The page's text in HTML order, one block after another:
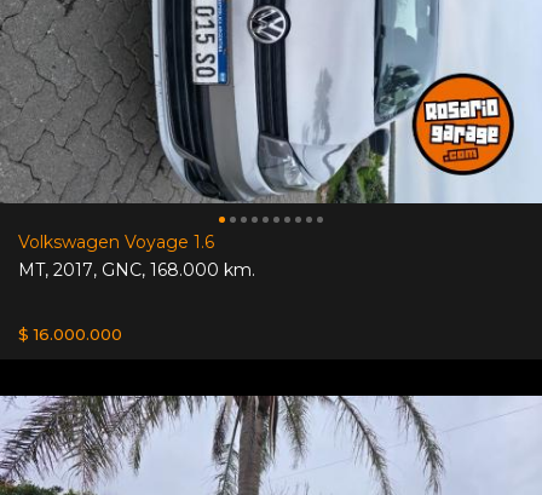
Volkswagen Voyage 1.6
MT, 2017, GNC, 168.000 km.
$ 16.000.000